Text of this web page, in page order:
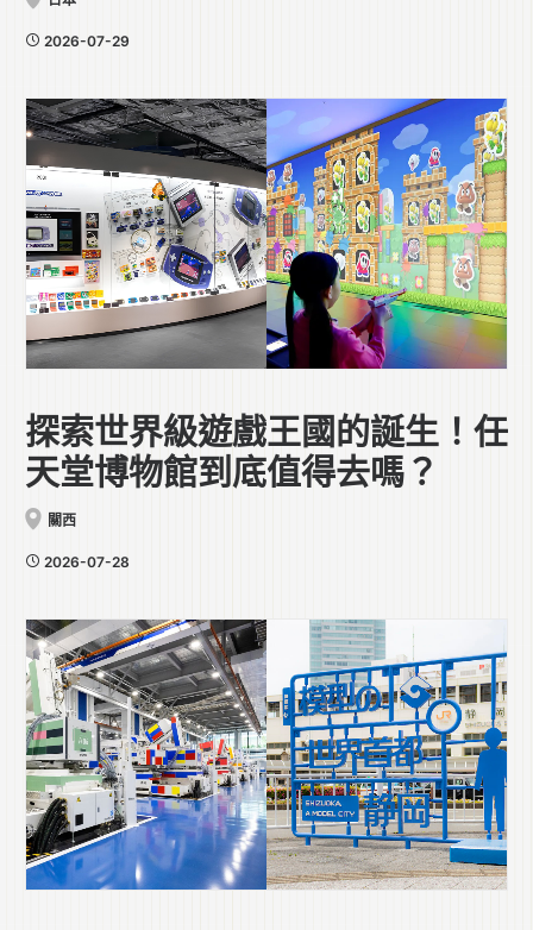
2026-07-29
探索世界級遊戲王國的誕生！任
天堂博物館到底值得去嗎？
關西
2026-07-28